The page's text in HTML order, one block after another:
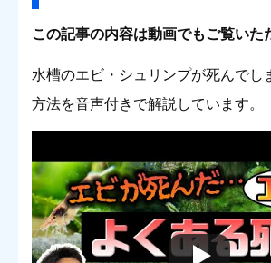
この記事の内容は動画でもご覧いた
水槽のエビ・シュリンプが死んでし
方法を音声付きで解説しています。